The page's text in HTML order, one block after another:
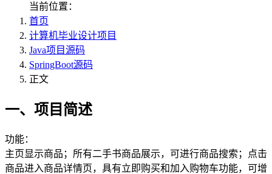
当前位置：
首页
计算机毕业设计项目
Java项目源码
SpringBoot源码
正文
一、项目简述
功能：
主页显示商品；所有二手书商品展示，可进行商品搜索；点击
商品进入商品详情页，具有立即购买和加入购物车功能，可增